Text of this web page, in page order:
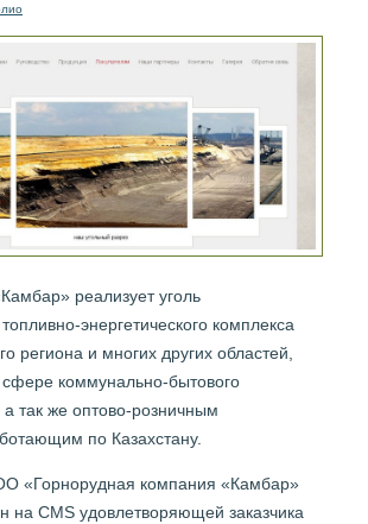
реализует уголь
энергетического комплекса
региона и многих других областей,
сфере коммунально-бытового
так же оптово-розничным
по Казахстану.
«Горнорудная компания «Камбар»
на CMS удовлетворяющей заказчика